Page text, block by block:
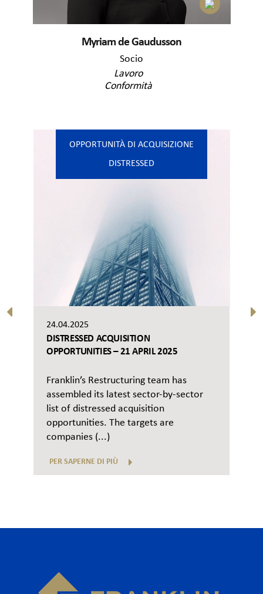
Myriam de Gaudusson
Socio
Lavoro
Conformità
OPPORTUNITÀ DI ACQUISIZIONE
DISTRESSED
24.04.2025
DISTRESSED ACQUISITION
OPPORTUNITIES – 21 APRIL 2025
Franklin’s Restructuring team has
assembled its latest sector-by-sector
list of distressed acquisition
opportunities. The targets are
companies (...)
PER SAPERNE DI PIÙ